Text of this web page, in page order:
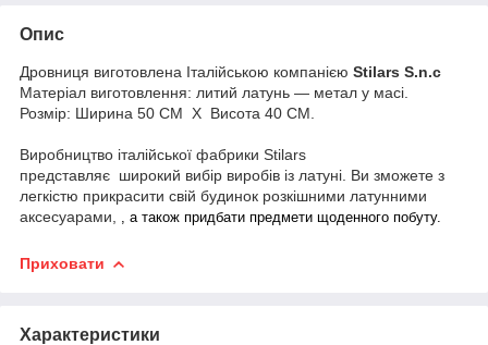
Опис
Дровниця виготовлена Італійською компанією Stilars S.n.c
Матеріал виготовлення: литий латунь — метал у масі.
Розмір: Ширина 50 CM X Висота 40 CM.
Виробництво італійської фабрики Stilars
представляє широкий вибір виробів із латуні. Ви зможете з
легкістю прикрасити свій будинок розкішними латунними
аксесуарами,
, а також придбати предмети щоденного побуту.
Приховати
Характеристики